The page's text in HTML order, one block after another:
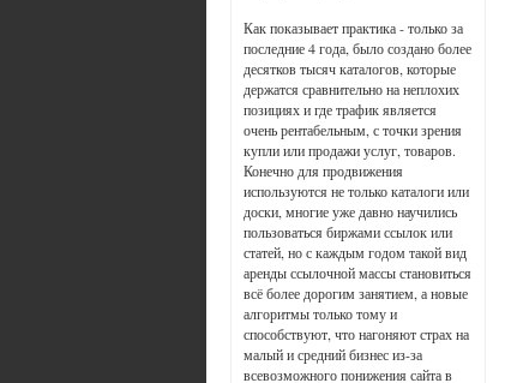
Как показывает практика - только за
последние 4 года, было создано более
десятков тысяч каталогов, которые
держатся сравнительно на неплохих
позициях и где трафик является
очень рентабельным, с точки зрения
купли или продажи услуг, товаров.
Конечно для продвижения
используются не только каталоги или
доски, многие уже давно научились
пользоваться биржами ссылок или
статей, но с каждым годом такой вид
аренды ссылочной массы становиться
всё более дорогим занятием, а новые
алгоритмы только тому и
способствуют, что нагоняют страх на
малый и средний бизнес из-за
всевозможного понижения сайта в